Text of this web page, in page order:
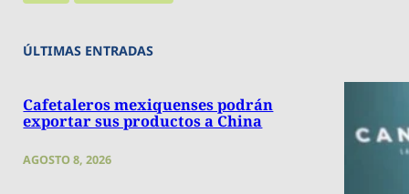
ÚLTIMAS ENTRADAS
Cafetaleros mexiquenses podrán
exportar sus productos a China
AGOSTO 8, 2026